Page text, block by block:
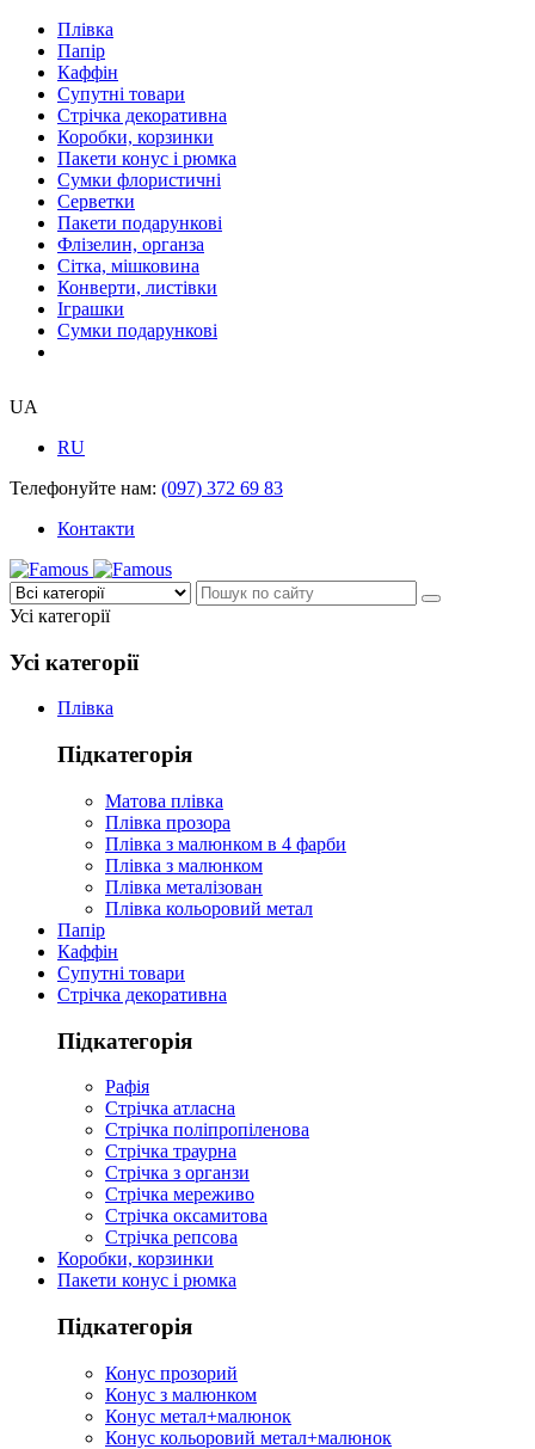
Плівка
Папір
Каффін
Супутні товари
Стрічка декоративна
Коробки, корзинки
Пакети конус і рюмка
Сумки флористичні
Серветки
Пакети подарункові
Флізелин, органза
Сітка, мішковина
Конверти, листівки
Іграшки
Сумки подарункові
UA
RU
Телефонуйте нам: (097) 372 69 83
Контакти
Усі категорії
Усі категорії
Плівка
Підкатегорія
Матова плівка
Плівка прозора
Плівка з малюнком в 4 фарби
Плівка з малюнком
Плівка металізован
Плівка кольоровий метал
Папір
Каффін
Супутні товари
Стрічка декоративна
Підкатегорія
Рафія
Стрічка атласна
Стрічка поліпропіленова
Стрічка траурна
Стрічка з органзи
Стрічка мереживо
Стрічка оксамитова
Стрічка репсова
Коробки, корзинки
Пакети конус і рюмка
Підкатегорія
Конус прозорий
Конус з малюнком
Конус метал+малюнок
Конус кольоровий метал+малюнок